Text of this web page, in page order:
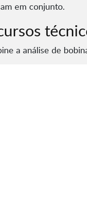
em conjunto.
a análise de